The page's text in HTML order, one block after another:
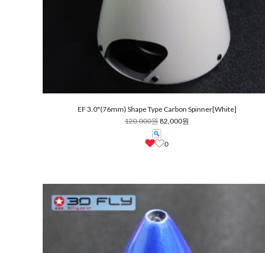
EF 3.0"(76mm) Shape Type Carbon Spinner[White]
120,000원82,000원
0